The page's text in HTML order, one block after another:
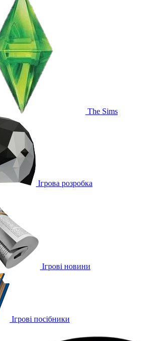
The Sims
Ігрова розробка
Ігрові новини
Ігрові посібники